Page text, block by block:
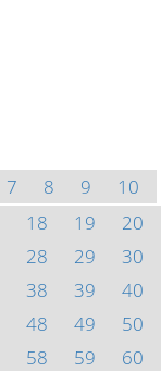
7 8 9
10
18 19
20
28 29
30
38 39
40
48 49
50
58 59
60